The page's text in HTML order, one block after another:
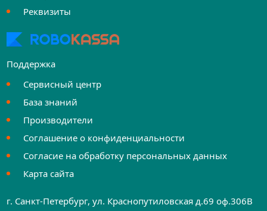
Реквизиты
Поддержка
Сервисный центр
База знаний
Производители
Соглашение о конфиденциальности
Согласие на обработку персональных данных
Карта сайта
г. Санкт-Петербург, ул. Краснопутиловская д.69 оф.306B